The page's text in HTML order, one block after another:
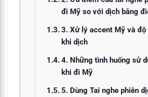
đi Mỹ so với dịch bằng
3. Xử lý accent Mỹ và độ
khi dịch
4. Những tình huống sử
khi đi Mỹ
5. Dùng Tai nghe phiên